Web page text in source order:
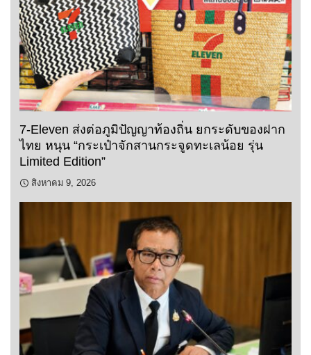
7-Eleven ส่งต่อภูมิปัญญาท้องถิ่น ยกระดับของฝาก
ไทย หนุน “กระเป๋าจักสานกระจูดทะเลน้อย รุ่น
Limited Edition”
สิงหาคม 9, 2026